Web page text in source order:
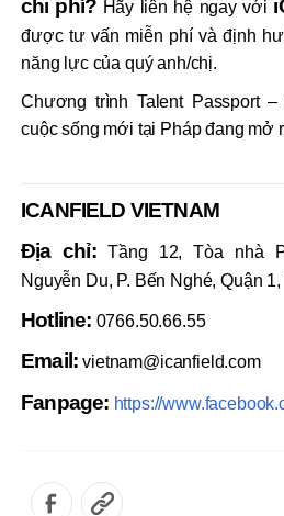
chi phí? Hãy liên hệ ngay với
được tư vấn miễn phí và định
năng lực của quý anh/chị.
Chương trình Talent Passport
cuộc sống mới tại Pháp đang mở
ICANFIELD VIETNAM
Địa chỉ:Tầng 12, Tòa nhà
Nguyễn Du, P. Bến Nghé, Quận 1,
Hotline: 0766.50.66.55
Email:vietnam@icanfield.com
Fanpage: https://